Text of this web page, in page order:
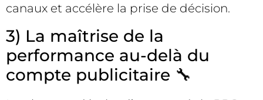
canaux et accélère la prise de décision.
3) La maîtrise de la
performance au-delà du
compte publicitaire 🔧